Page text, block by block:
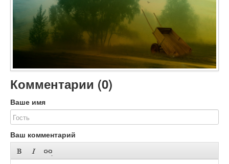
Объявления
Добавить фото
Комментарии (0)
Ваше имя
Ваш комментарий